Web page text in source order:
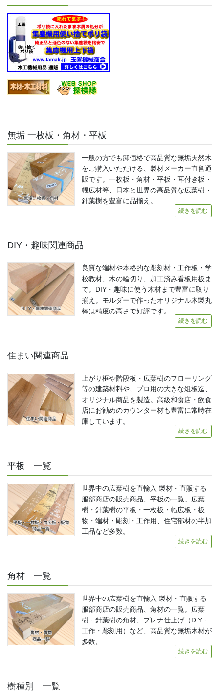
無垢 一枚板・角材・平板
一般の方でも卸価格で高品質な無垢天然木
をご購入いただける、製材メーカー直営通
販です。一枚板・角材・平板・耳付き板・
幅広材等、日本と世界の高品質な広葉樹・
針葉樹を豊富に品揃え。
続きを読む
DIY・趣味関連商品
良質な端材や本格的な彫刻材・工作板・学
校教材、木の輪切り、加工済み看板用板ま
で。DIY・趣味に使う木材まで豊富に取り
揃え。モルダーで作ったオリジナル木製丸
棒は精度の高さで好評です。
続きを読む
住まい関連商品
上がり框や階段板・広葉樹のフローリング
等の建築材料や、プロ用の大きな俎板迄、
オリジナル商品を製造。高級和食店・飲食
店にお勧めのカウンター材も豊富に常時在
庫しています。
続きを読む
平板 一覧
世界中の広葉樹を直輸入 製材・直販する
服部商店の販売商品、平板の一覧。広葉
樹・針葉樹の平板・一枚板・幅広板・板
物・端材・彫刻・工作用、住宅部材の半加
工品など多数。
続きを読む
角材 一覧
世界中の広葉樹を直輸入 製材・直販する
服部商店の販売商品、角材の一覧。広葉
樹・針葉樹の角材、プレナ仕上げ（DIY・
工作・彫刻用）など、高品質な無垢木材が
多数。
続きを読む
樹種別 一覧